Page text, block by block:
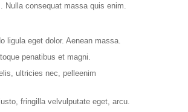
Nulla consequat massa quis enim.
ligula eget dolor. Aenean massa.
penatibus et magni.
ultricies nec, pelleenim
fringilla velvulputate eget, arcu.